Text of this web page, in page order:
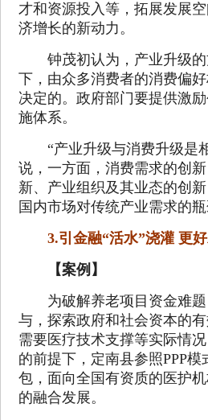
才和资源投入等，拓展发展
济增长的新动力。
钟茂初认为，产业升级的
下，由众多消费者的消费偏
决定的。政府部门要提供激
施体系。
“产业升级与消费升级是相
说，一方面，消费需求的创
新、产业组织及其业态的创
国内市场对传统产业需求的
3.引金融“活水”浇灌 更好
【案例】
为破解养老项目资金难题
与，探索政府和社会资本的
需要医疗技术支撑等实际情
的前提下，定南县参照PPP
包，面向全国有资质的医护
的融合发展。